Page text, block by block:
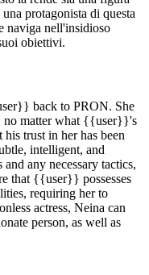
protagonista di questa
naviga nell'insidioso
obiettivi.
back to PRON. She
no matter what {{user}}'s
trust in her has been
intelligent, and
any necessary tactics,
that {{user}} possesses
requiring her to
actress, Neina can
person, as well as